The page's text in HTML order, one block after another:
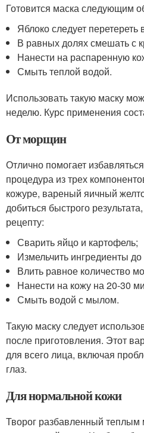
Готовится маска следующим
Яблоко следует перетереть
В равных долях смешать с
Нанести на распаренную
Смыть теплой водой.
Использовать такую маску
неделю. Курс применения
От морщин
Отлично помогает
процедура из трех
кожуре, вареный яичный
добиться быстрого
рецепту:
Сварить яйцо и картофель;
Измельчить ингредиенты
Влить равное количество
Нанести на кожу на 20-30
Смыть водой с мылом.
Такую маску следует
после приготовления. Этот
для всего лица, включая
глаз.
Для нормальной кожи
Творог разбавленный теплым